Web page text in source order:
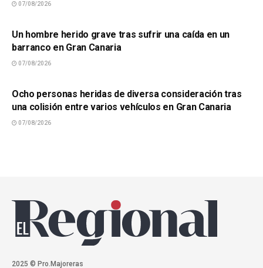
07/08/2026
Un hombre herido grave tras sufrir una caída en un
barranco en Gran Canaria
07/08/2026
Ocho personas heridas de diversa consideración tras
una colisión entre varios vehículos en Gran Canaria
07/08/2026
2025 © Pro.Majoreras